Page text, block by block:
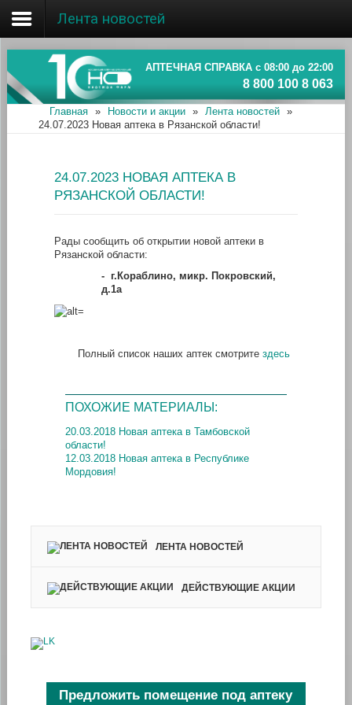
Главная
Об ассоциации
Наши аптеки
Информация
Лента новостей
АПТЕЧНАЯ СПРАВКА с 08:00 до 22:00
8 800 100 8 063
Главная » Новости и акции » Лента новостей
»
24.07.2023 Новая аптека в Рязанской области!
24.07.2023 НОВАЯ АПТЕКА В
РЯЗАНСКОЙ ОБЛАСТИ!
Рады сообщить об открытии новой аптеки в
Рязанской области:
- г.Кораблино, микр. Покровский,
д.1а
Полный список наших аптек смотрите здесь
ПОХОЖИЕ МАТЕРИАЛЫ:
20.03.2018 Новая аптека в Тамбовской
области!
12.03.2018 Новая аптека в Республике
Мордовия!
ЛЕНТА НОВОСТЕЙ
ДЕЙСТВУЮЩИЕ АКЦИИ
Предложить помещение под аптеку